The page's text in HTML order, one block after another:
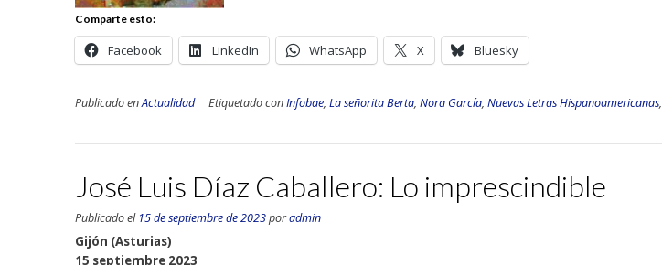
Comparte esto:
Facebook LinkedIn WhatsApp X Bluesky
Publicado enActualidad Etiquetado conInfobae, La señorita Berta, Nora García, Nuevas Letras Hispanoamericanas,
José Luis Díaz Caballero: Lo imprescindible
Publicado el 15 de septiembre de 2023poradmin
Gijón (Asturias)
15 septiembre 2023